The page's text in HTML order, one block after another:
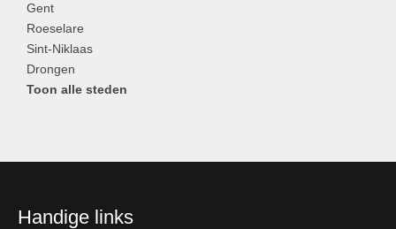
Gent
Roeselare
Sint-Niklaas
Drongen
Toon alle steden
Handige links